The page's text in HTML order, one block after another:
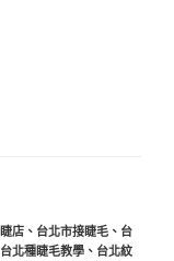
店、 台北市接睫毛、 台
台北種睫毛教學、 台北紋